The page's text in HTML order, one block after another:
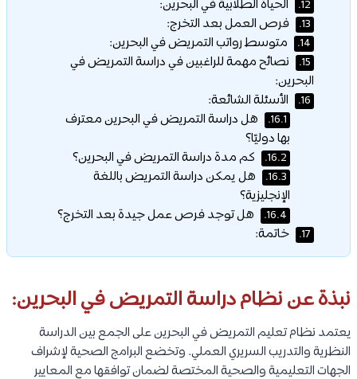
1. نبذة عن نظام دراسة التمريض في البحرين:
2. مميزات دراسة التمريض في البحرين:
3. أهمية اختيار دراسة التمريض في البحرين:
4. أفضل الجامعات لدراسة التمريض في البحرين:
4.1.
4.2.
University:
4.3.
أفضل تخصصات التمريض المتاحة في البحرين:
شروط دراسة التمريض في البحرين:
7. المستندات المطلوبة أثناء التقديم:
8. تكلفة دراسة التمريض في البحرين:
10. كيفية التقديم لدراسة التمريض في البحرين؟
فيزا دراسة التمريض في البحرين:
11.1. المستندات المطلوبة للحصول على الفيزا:
11.2. خطوات التقديم على الفيزا:
12. الحياة الطلابية في البحرين: